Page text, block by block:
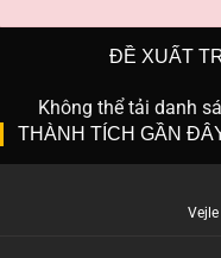
ĐỀ XUẤT
Không thể tải danh
THÀNH TÍCH GẦN
Vejle